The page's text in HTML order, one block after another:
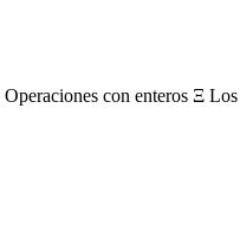
con enteros Ξ